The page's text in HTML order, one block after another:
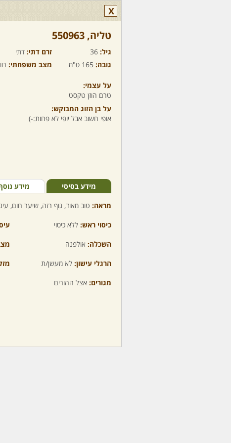
X
טליה,‏ 550963
גיל: 36 זרם דתי: דתי
גובה: 165 ס"מ מצב משפחתי:
על עצמי:
טרם הוזן טקסט
על בן הזוג המבוקש:
אופי חשוב אבל יופי לא פחות:-)
מידע בסיסי מידע
מראה: טוב מאוד, גוף רזה, שיער חום,
כיסוי ראש: ללא כיסוי
השכלה: אולפנה
הרגלי עישון: לא מעשן/ת
מגורים: אצל ההורים